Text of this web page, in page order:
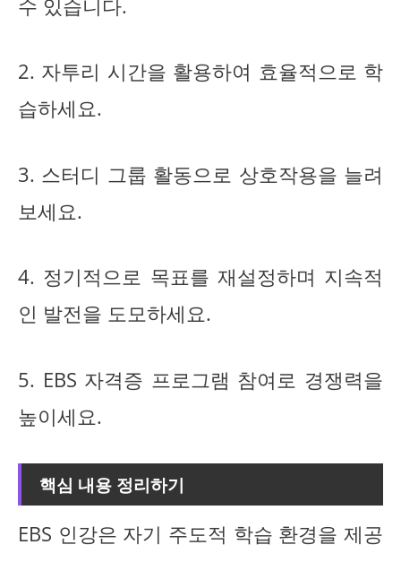
수 있습니다.
2. 자투리 시간을 활용하여 효율적으로 학
습하세요.
3. 스터디 그룹 활동으로 상호작용을 늘려
보세요.
4. 정기적으로 목표를 재설정하며 지속적
인 발전을 도모하세요.
5. EBS 자격증 프로그램 참여로 경쟁력을
높이세요.
핵심 내용 정리하기
EBS 인강은 자기 주도적 학습 환경을 제공